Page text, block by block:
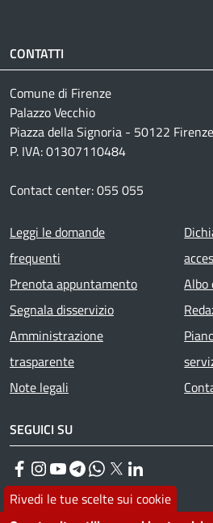
Rivedi le tue scelte sui cookie
CONTATTI
Comune di Firenze
Palazzo Vecchio
Piazza della Signoria - 50122 Firenze
P. IVA: 01307110484
Contact center: 055 055
Footer menu
Leggi le domande
frequenti
Prenota appuntamento
Segnala disservizio
Amministrazione
trasparente
Note legali
Albo
SEGUICI SU
Facebook
Instagram
YouTube
Telegram
WhatsApp
Twitter